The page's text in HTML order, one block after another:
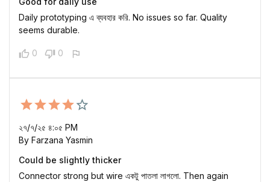
Daily prototyping এ ব্যবহার করি. No issues so far. Quality
seems durable.
0 0
২৭/৭/২৫ ৪:০৫ PM
By Farzana Yasmin
Could be slightly thicker
Connector strong but wire একটু পাতলা লাগলো. Then again